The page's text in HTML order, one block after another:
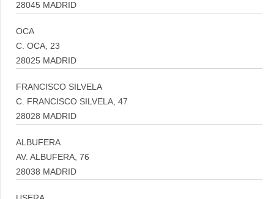
28045 MADRID
OCA
C. OCA, 23
28025 MADRID
FRANCISCO SILVELA
C. FRANCISCO SILVELA, 47
28028 MADRID
ALBUFERA
AV. ALBUFERA, 76
28038 MADRID